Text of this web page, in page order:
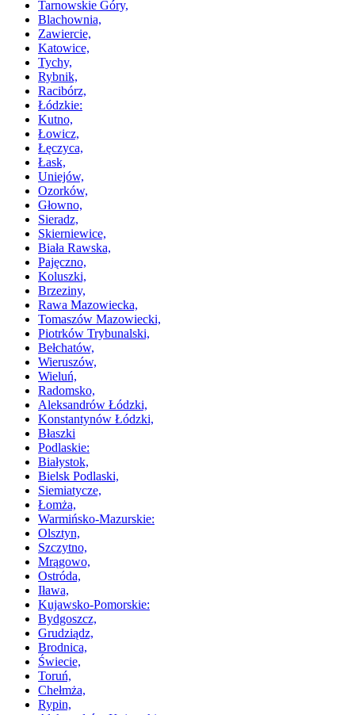
Tarnowskie Góry,
Blachownia,
Zawiercie,
Katowice,
Tychy,
Rybnik,
Racibórz,
Łódzkie:
Kutno,
Łowicz,
Łęczyca,
Łask,
Uniejów,
Ozorków,
Głowno,
Sieradz,
Skierniewice,
Biała Rawska,
Pajęczno,
Koluszki,
Brzeziny,
Rawa Mazowiecka,
Tomaszów Mazowiecki,
Piotrków Trybunalski,
Bełchatów,
Wieruszów,
Wieluń,
Radomsko,
Aleksandrów Łódzki,
Konstantynów Łódzki,
Błaszki
Podlaskie:
Białystok,
Bielsk Podlaski,
Siemiatycze,
Łomża,
Warmińsko-Mazurskie:
Olsztyn,
Szczytno,
Mrągowo,
Ostróda,
Iława,
Kujawsko-Pomorskie:
Bydgoszcz,
Grudziądz,
Brodnica,
Świecie,
Toruń,
Chełmża,
Rypin,